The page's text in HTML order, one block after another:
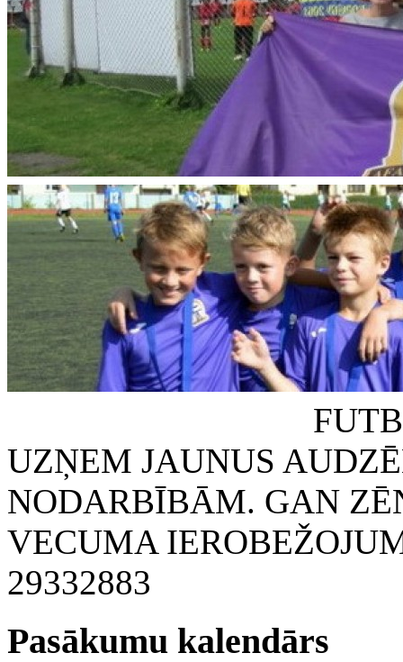
FUTBOLA
UZŅEM JAUNUS
NODARBĪBĀM. GAN
VECUMA
29332883
Pasākumu kalendārs